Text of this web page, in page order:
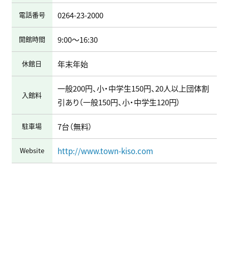
電話番号 0264-23-2000
開館時間 9:00～16:30
休館日 年末年始
入館料
一般200円、小・中学生150円、20人以上団体割
引あり（一般150円、小・中学生120円）
駐車場 7台（無料）
Website http://www.town-kiso.com